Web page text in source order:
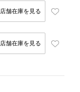
店舗在庫を見る
店舗在庫を見る